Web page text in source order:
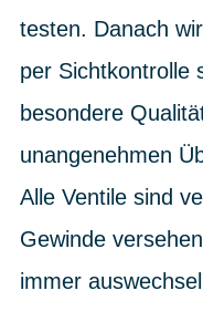
testen. Danach
per Sichtkontrolle
besondere
unangenehmen
Alle Ventile sind
Gewinde
immer